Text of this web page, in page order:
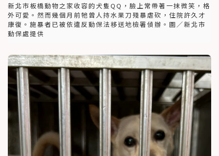
新北市板橋動物之家收容的犬隻QQ，臉上常帶著一抹微笑，格
外可愛。然而幾個月前牠曾人持水果刀殘暴虐砍，住院許久才
康復。施暴者已被依違反動保法移送地檢署偵辦。圖／新北市
動保處提供